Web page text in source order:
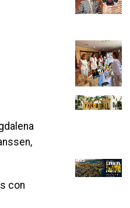
con